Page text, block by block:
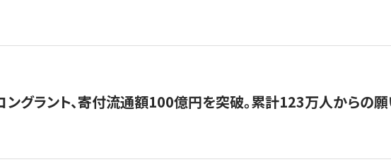
ングラント、寄付流通額100億円を突破。累計123万人からの